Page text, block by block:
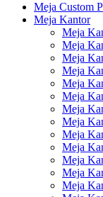
Meja Custom
Meja Kantor
Meja
Meja
Meja
Meja
Meja
Meja
Meja
Meja
Meja
Meja
Meja
Meja
Meja